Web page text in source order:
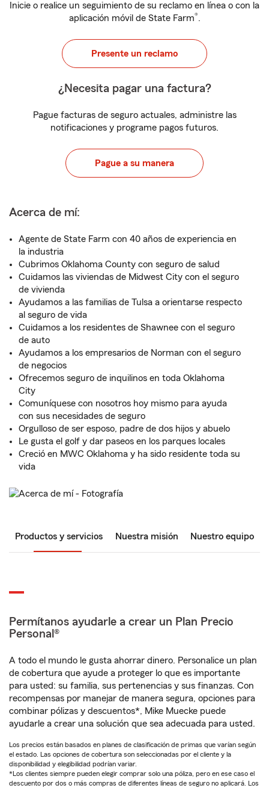
Inicie o realice un seguimiento de su reclamo en línea o con la
aplicación móvil de State Farm®.
Presente un reclamo
¿Necesita pagar una factura?
Pague facturas de seguro actuales, administre las
notificaciones y programe pagos futuros.
Pague a su manera
Acerca de mí:
Agente de State Farm con 40 años de experiencia en
la industria
Cubrimos Oklahoma County con seguro de salud
Cuidamos las viviendas de Midwest City con el seguro
de vivienda
Ayudamos a las familias de Tulsa a orientarse respecto
al seguro de vida
Cuidamos a los residentes de Shawnee con el seguro
de auto
Ayudamos a los empresarios de Norman con el seguro
de negocios
Ofrecemos seguro de inquilinos en toda Oklahoma
City
Comuníquese con nosotros hoy mismo para ayuda
con sus necesidades de seguro
Orgulloso de ser esposo, padre de dos hijos y abuelo
Le gusta el golf y dar paseos en los parques locales
Creció en MWC Oklahoma y ha sido residente toda su
vida
Productos y servicios Nuestra misión Nuestro equipo
Permítanos ayudarle a crear un Plan Precio
Personal®
A todo el mundo le gusta ahorrar dinero. Personalice un plan
de cobertura que ayude a proteger lo que es importante
para usted: su familia, sus pertenencias y sus finanzas. Con
recompensas por manejar de manera segura, opciones para
combinar pólizas y descuentos*, Mike Muecke puede
ayudarle a crear una solución que sea adecuada para usted.
Los precios están basados en planes de clasificación de primas que varían según
el estado. Las opciones de cobertura son seleccionadas por el cliente y la
disponibilidad y elegibilidad podrían variar.
*Los clientes siempre pueden elegir comprar solo una póliza, pero en ese caso el
descuento por dos o más compras de diferentes líneas de seguro no aplicará. Los